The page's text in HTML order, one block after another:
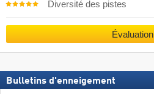
Diversité des pistes
Évaluation
Bulletins d'enneigement